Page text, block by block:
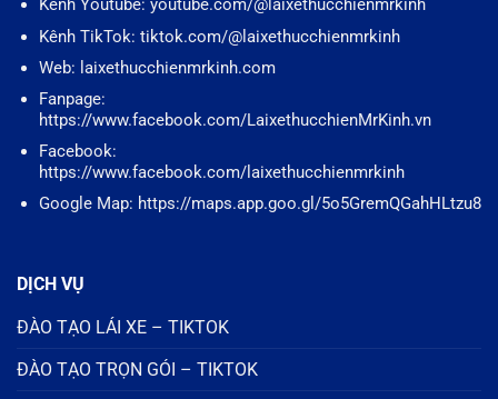
Kênh Youtube: youtube.com/@laixethucchienmrkinh
Kênh TikTok: tiktok.com/@laixethucchienmrkinh
Web: laixethucchienmrkinh.com
Fanpage:
https://www.facebook.com/LaixethucchienMrKinh.vn
Facebook:
https://www.facebook.com/laixethucchienmrkinh
Google Map: https://maps.app.goo.gl/5o5GremQGahHLtzu8
DỊCH VỤ
ĐÀO TẠO LÁI XE – TIKTOK
ĐÀO TẠO TRỌN GÓI – TIKTOK